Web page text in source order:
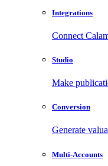
Integrations
Connect
Studio
Make
Conversion
Generate
Multi-Accounts